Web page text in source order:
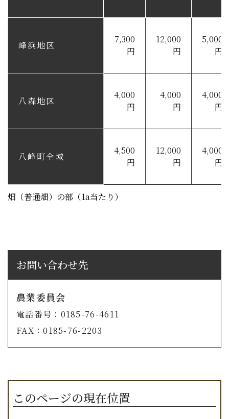
畑（普通畑）の部（1a当たり）
峰浜地区
7,300
円
12,000
円
5,000
円
八森地区
4,000
円
4,000
円
4,000
円
八峰町全域
4,500
円
12,000
円
4,000
円
お問い合わせ先
農業委員会
電話番号：0185-76-4611
FAX：0185-76-2203
このページの現在位置